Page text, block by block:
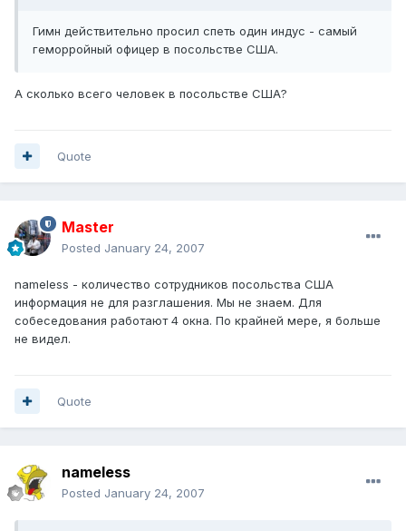
Гимн действительно просил спеть один индус - самый
геморройный офицер в посольстве США.
А сколько всего человек в посольстве США?
Quote
Master
Posted January 24, 2007
nameless - количество сотрудников посольства США
информация не для разглашения. Мы не знаем. Для
собеседования работают 4 окна. По крайней мере, я больше
не видел.
Quote
nameless
Posted January 24, 2007